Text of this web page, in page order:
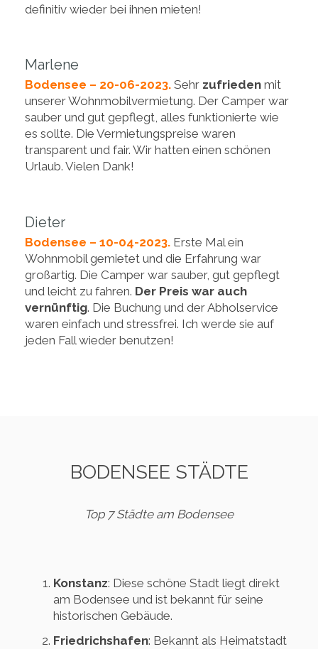
definitiv wieder bei ihnen mieten!
Marlene
Bodensee – 20-06-2023. Sehr zufrieden mit
unserer Wohnmobilvermietung. Der Camper war
sauber und gut gepflegt, alles funktionierte wie
es sollte. Die Vermietungspreise waren
transparent und fair. Wir hatten einen schönen
Urlaub. Vielen Dank!
Dieter
Bodensee – 10-04-2023. Erste Mal ein
Wohnmobil gemietet und die Erfahrung war
großartig. Die Camper war sauber, gut gepflegt
und leicht zu fahren. Der Preis war auch
vernünftig. Die Buchung und der Abholservice
waren einfach und stressfrei. Ich werde sie auf
jeden Fall wieder benutzen!
BODENSEE STÄDTE
Top 7 Städte am Bodensee
Konstanz: Diese schöne Stadt liegt direkt
am Bodensee und ist bekannt für seine
historischen Gebäude.
Friedrichshafen: Bekannt als Heimatstadt